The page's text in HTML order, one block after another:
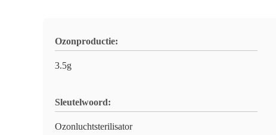
Ozonproductie:
3.5g
Sleutelwoord:
Ozonluchtsterilisator